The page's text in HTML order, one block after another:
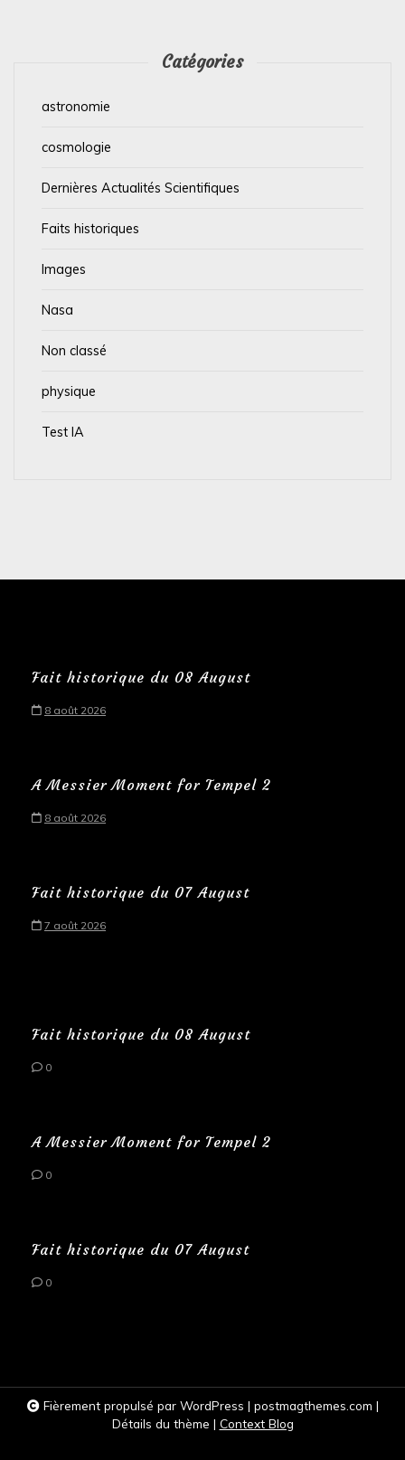
Catégories
astronomie
cosmologie
Dernières Actualités Scientifiques
Faits historiques
Images
Nasa
Non classé
physique
Test IA
Fait historique du 08 August
8 août 2026
A Messier Moment for Tempel 2
8 août 2026
Fait historique du 07 August
7 août 2026
Fait historique du 08 August
0
A Messier Moment for Tempel 2
0
Fait historique du 07 August
0
Fièrement propulsé par WordPress | postmagthemes.com |
Détails du thème | Context Blog